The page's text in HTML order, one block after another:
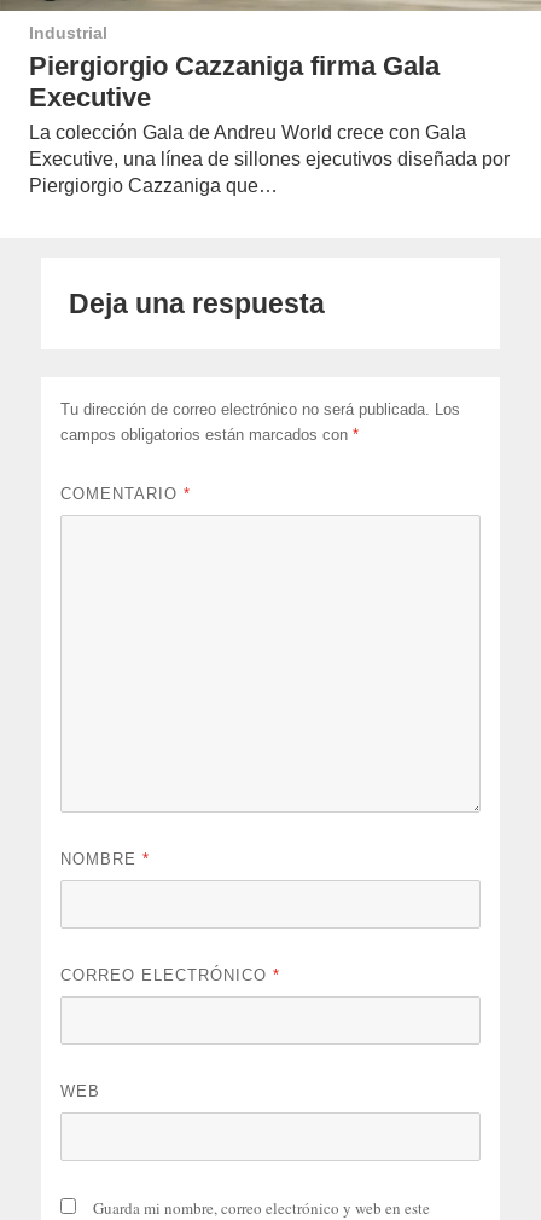
Industrial
Piergiorgio Cazzaniga firma Gala
Executive
La colección Gala de Andreu World crece con Gala
Executive, una línea de sillones ejecutivos diseñada por
Piergiorgio Cazzaniga que…
Deja una respuesta
Tu dirección de correo electrónico no será publicada. Los
campos obligatorios están marcados con*
COMENTARIO*
NOMBRE*
CORREO ELECTRÓNICO*
WEB
Guarda mi nombre, correo electrónico y web en este